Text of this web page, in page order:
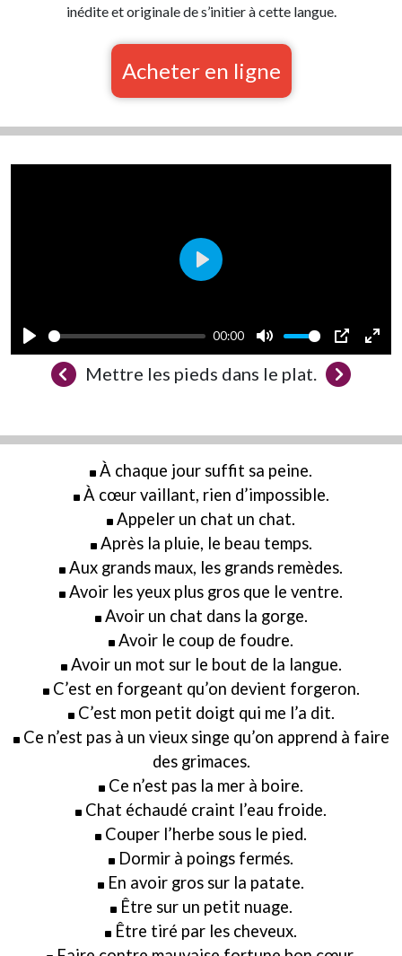
inédite et originale de s’initier à cette langue.
Acheter en ligne
Play
00:00
Mute PIP
Play
Mettre les pieds dans le plat.
À chaque jour suffit sa peine.
À cœur vaillant, rien d’impossible.
Appeler un chat un chat.
Après la pluie, le beau temps.
Aux grands maux, les grands remèdes.
Avoir les yeux plus gros que le ventre.
Avoir un chat dans la gorge.
Avoir le coup de foudre.
Avoir un mot sur le bout de la langue.
C’est en forgeant qu’on devient forgeron.
C’est mon petit doigt qui me l’a dit.
Ce n’est pas à un vieux singe qu’on apprend à faire
des grimaces.
Ce n’est pas la mer à boire.
Chat échaudé craint l’eau froide.
Couper l’herbe sous le pied.
Dormir à poings fermés.
En avoir gros sur la patate.
Être sur un petit nuage.
Être tiré par les cheveux.